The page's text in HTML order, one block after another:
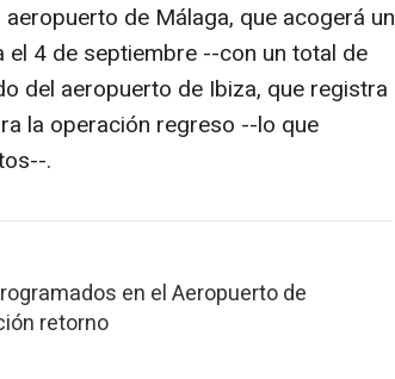
de Málaga, que acogerá un
4 de septiembre --con un total de
del aeropuerto de Ibiza, que registra
la operación regreso --lo que
.
en el Aeropuerto de
retorno